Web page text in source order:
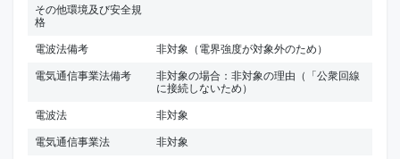
その他環境及び安全規
格
電波法備考
非対象（電界強度が対象外のため）
電気通信事業法備考
非対象の場合：非対象の理由（「公衆回線
に接続しないため）
電波法
非対象
電気通信事業法
非対象